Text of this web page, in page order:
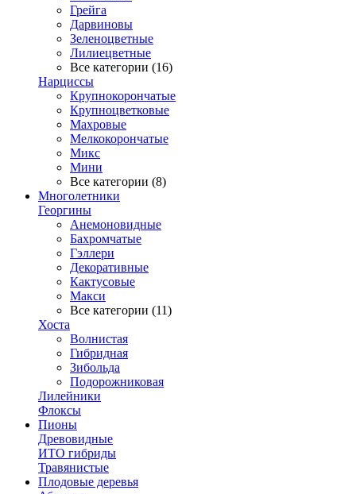
Грейга
Дарвиновы
Зеленоцветные
Лилиецветные
Все категории (16)
Нарциссы
Крупнокорончатые
Крупноцветковые
Махровые
Мелкокорончатые
Микс
Мини
Все категории (8)
Многолетники
Георгины
Анемоновидные
Бахромчатые
Гэллери
Декоративные
Кактусовые
Макси
Все категории (11)
Хоста
Волнистая
Гибридная
Зибольда
Подорожниковая
Лилейники
Флоксы
Пионы
Древовидные
ИТО гибриды
Травянистые
Плодовые деревья